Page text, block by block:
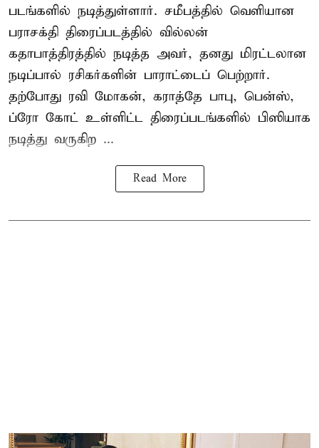
படங்களில் நடித்துள்ளார். சமீபத்தில் வெளியான
பராசக்தி திரைப்படத்தில் வில்லன்
கதாபாத்திரத்தில் நடித்த அவர், தனது மிரட்டலான
நடிப்பால் ரசிகர்களின் பாராட்டைப் பெற்றார்.
தற்போது ரவி மோகன், கராத்தே பாபு, பென்ஸ்,
ப்ரோ கோட் உள்ளிட்ட திரைப்படங்களில் பிஸியாக
நடித்து வருகிற ...
Read More